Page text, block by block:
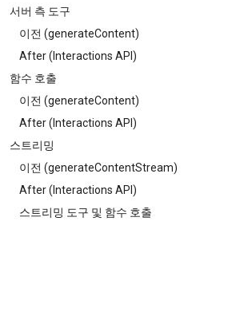
서버 측 도구
이전 (generateContent)
After (Interactions API)
함수 호출
이전 (generateContent)
After (Interactions API)
스트리밍
이전 (generateContentStream)
After (Interactions API)
스트리밍 도구 및 함수 호출